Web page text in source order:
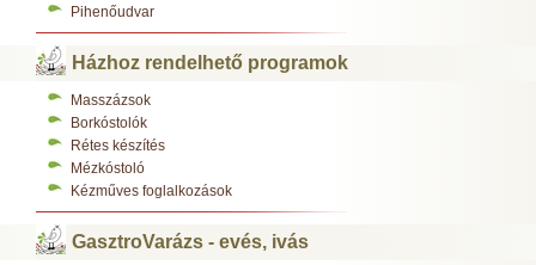
Pihenőudvar
Házhoz rendelhető programok
Masszázsok
Borkóstolók
Rétes készítés
Mézkóstoló
Kézműves foglalkozások
GasztroVarázs - evés, ivás